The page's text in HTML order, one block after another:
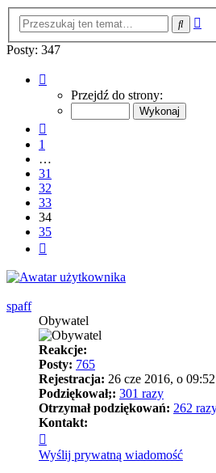
Szukaj
Posty: 347
34
Przejdź do strony:
1
…
31
32
33
34
35
spaff
Obywatel
Reakcje:
Posty: 765
Rejestracja: 26 cze 2016, o 09:52
Podziękował;: 301 razy
Otrzymał podziękowań: 262
Kontakt:
się
z
Wyślij prywatną wiadomość